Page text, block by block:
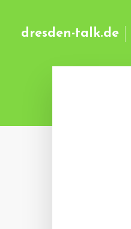
dresden-talk.de